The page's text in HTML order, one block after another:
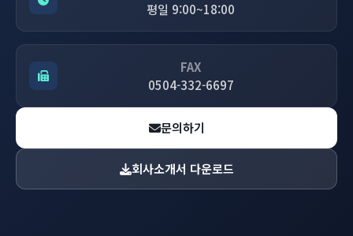
평일 9:00~18:00
FAX
0504-332-6697
문의하기
회사소개서 다운로드